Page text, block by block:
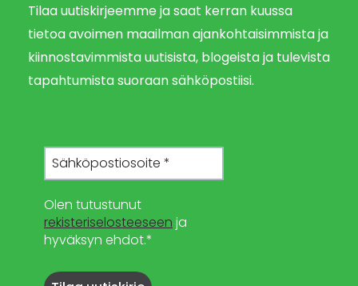
Tilaa uutiskirjeemme ja saat kerran kuussa
tietoa avoimen maailman ajankohtaisimmista ja
kiinnostavimmista uutisista, blogeista ja tulevista
tapahtumista suoraan sähköpostiisi.
Olen tutustunut
rekisteriselosteeseen ja
hyväksyn ehdot.*